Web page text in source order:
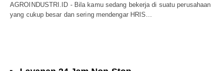
AGROINDUSTRI.ID - Bila kamu sedang bekerja di suatu perusahaan
yang cukup besar dan sering mendengar HRIS…